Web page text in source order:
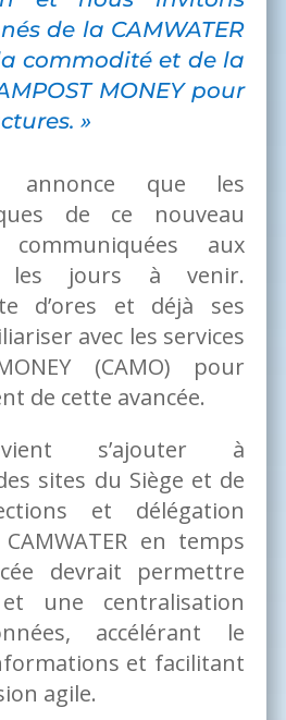
de la CAMWATER
commodité et de la
MONEY pour
»
annonce que les
de ce nouveau
aux
les jours à venir.
d’ores et déjà ses
avec les services
(CAMO) pour
de cette avancée.
s’ajouter à
sites du Siège et de
et délégation
en temps
devrait permettre
une centralisation
accélérant le
et facilitant
agile.